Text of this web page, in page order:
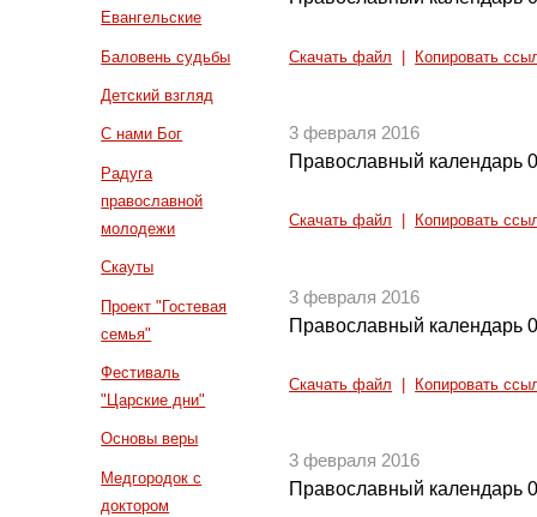
Евангельские
Баловень судьбы
Детский взгляд
С нами Бог
Радуга
православной
молодежи
Скауты
Проект "Гостевая
семья"
Фестиваль
"Царские дни"
Основы веры
Медгородок с
доктором
Скачать файл Копировать
3 февраля 2016
Православный календарь
Скачать файл Копировать
3 февраля 2016
Православный календарь
Скачать файл Копировать
3 февраля 2016
Православный календарь